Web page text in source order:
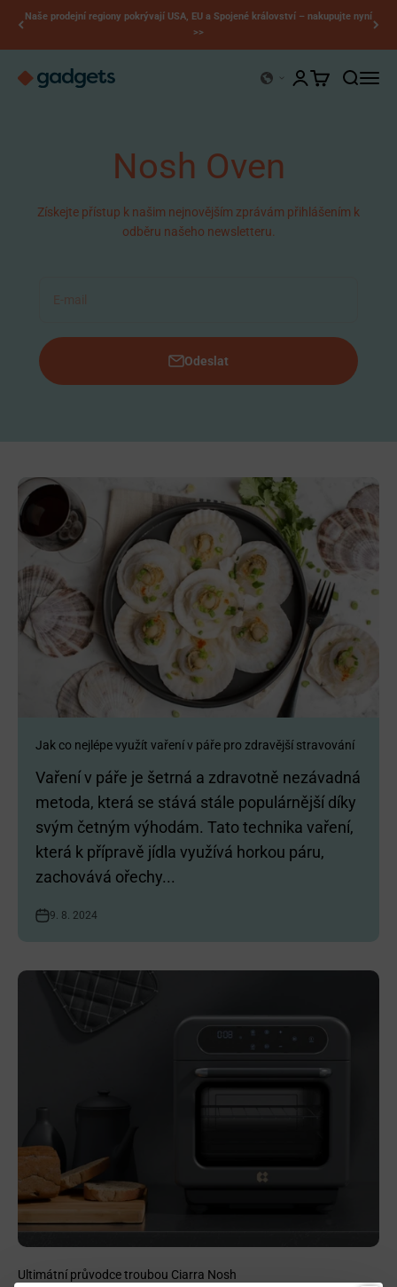
Přejít na obsah
Naše prodejní regiony pokrývají USA, EU a Spojené království – nakupujte nyní
>>
Otevřít
Kerry Gadgets Otevřít stránku
Otevřít košík
Nosh Oven
Získejte přístup k našim nejnovějším zprávám přihlášením k
odběru našeho newsletteru.
E-mail
Odeslat
Jak co nejlépe využít vaření v páře pro zdravější stravování
Vaření v páře je šetrná a zdravotně nezávadná
metoda, která se stává stále populárnější díky
svým četným výhodám. Tato technika vaření,
která k přípravě jídla využívá horkou páru,
zachovává ořechy...
9. 8. 2024
Ultimátní průvodce troubou Ciarra Nosh